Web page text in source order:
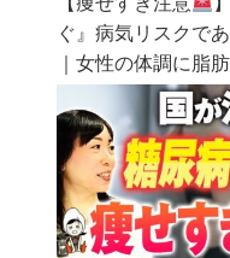
ぐ』病気リスクで
｜女性の体調に脂